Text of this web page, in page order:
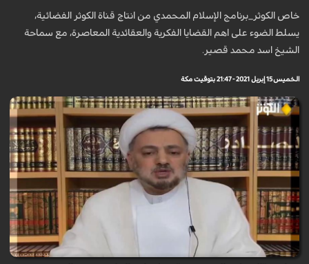
خاص الكوثر_برنامج الإسلام المحمدي من انتاج قناة الكوثر الفضائية،
يسلط الضوء على اهم القضايا الفكرية والعقائدية المعاصرة، مع سماحة
الشيخ اسد محمد قصير.
الخميس 15 إبريل 2021 - 21:47 بتوقيت مكة